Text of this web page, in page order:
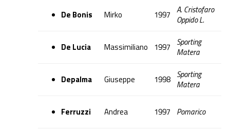
De Bonis Mirko 1997 A. Cristofaro
Oppido L.
De Lucia Massimiliano 1997
Sporting
Matera
Depalma Giuseppe 1998 Sporting
Matera
Ferruzzi Andrea 1997 Pomarico